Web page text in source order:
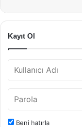
Kayıt Ol
Beni hatırla